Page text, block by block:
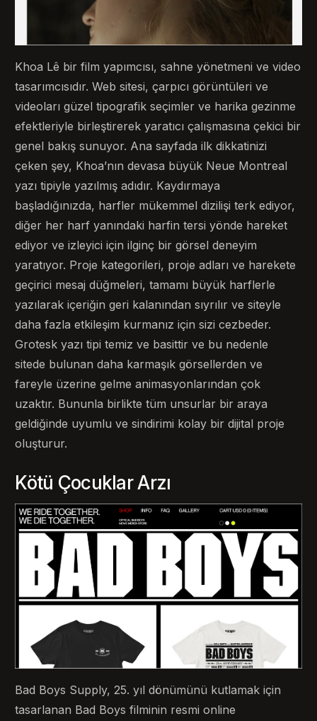
Khoa Lê bir film yapımcısı, sahne yönetmeni ve video
tasarımcısıdır. Web sitesi, çarpıcı görüntüleri ve
videoları güzel tipografik seçimler ve harika gezinme
efektleriyle birleştirerek yaratıcı çalışmasına çekici bir
genel bakış sunuyor. Ana sayfada ilk dikkatinizi
çeken şey, Khoa’nın devasa büyük Neue Montreal
yazı tipiyle yazılmış adıdır. Kaydırmaya
başladığınızda, harfler mükemmel dizilişi terk ediyor,
diğer her harf yanındaki harfin tersi yönde hareket
ediyor ve izleyici için ilginç bir görsel deneyim
yaratıyor. Proje kategorileri, proje adları ve harekete
geçirici mesaj düğmeleri, tamamı büyük harflerle
yazılarak içeriğin geri kalanından sıyrılır ve siteyle
daha fazla etkileşim kurmanız için sizi cezbeder.
Grotesk yazı tipi temiz ve basittir ve bu nedenle
sitede bulunan daha karmaşık görsellerden ve
fareyle üzerine gelme animasyonlarından çok
uzaktır. Bununla birlikte tüm unsurlar bir araya
geldiğinde uyumlu ve sindirimi kolay bir dijital proje
oluşturur.
Kötü Çocuklar Arzı
Bad Boys Supply, 25. yıl dönümünü kutlamak için
tasarlanan Bad Boys filminin resmi online